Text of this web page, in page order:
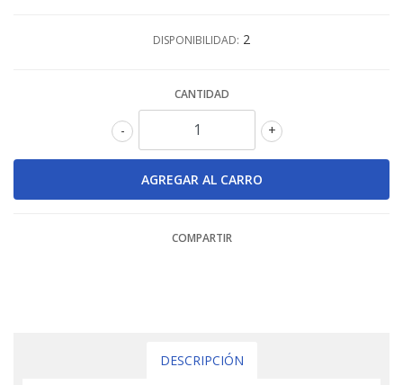
DISPONIBILIDAD: 2
CANTIDAD
+
-
COMPARTIR
DESCRIPCIÓN